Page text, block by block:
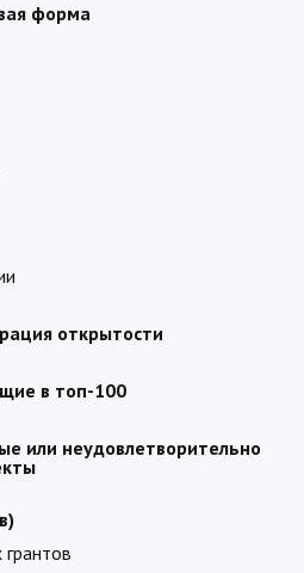
форма
открытости
в топ-100
или неудовлетворительно